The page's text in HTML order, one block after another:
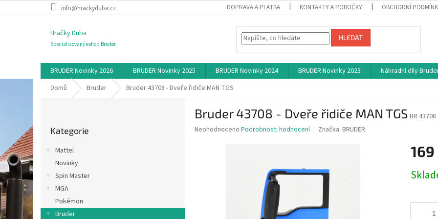
na
info@hrackyduba.cz DOPRAVA A PLATBA KONTAKTY A POBOČKY OBCHODNÍ
Hračky Duba
Specializovaný eshop Bruder
HLEDAT
BRUDER Novinky 2026 BRUDER Novinky 2025 BRUDER Novinky 2024 BRUDER Novinky 2023 Náhradní díly
Domů
Bruder Bruder 43708 - Dveře řidiče MAN TGS
a
kategorie
Kategorie
Mattel
Novinky
Spin Master
MGA
Pokémon
Bruder
Bruder 43708 - Dveře řidiče MAN TGS BR 43708
Průměrné
Neohodnoceno Podrobnosti hodnocení Značka: BRUDER
169
cena: